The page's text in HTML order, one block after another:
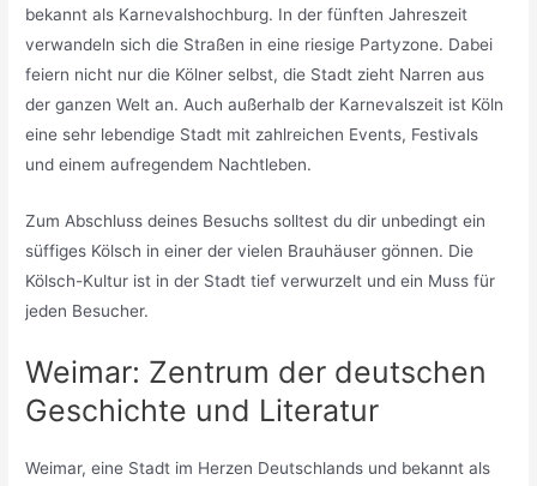
bekannt als Karnevalshochburg. In der fünften Jahreszeit
verwandeln sich die Straßen in eine riesige Partyzone. Dabei
feiern nicht nur die Kölner selbst, die Stadt zieht Narren aus
der ganzen Welt an. Auch außerhalb der Karnevalszeit ist Köln
eine sehr lebendige Stadt mit zahlreichen Events, Festivals
und einem aufregendem Nachtleben.
Zum Abschluss deines Besuchs solltest du dir unbedingt ein
süffiges Kölsch in einer der vielen Brauhäuser gönnen. Die
Kölsch-Kultur ist in der Stadt tief verwurzelt und ein Muss für
jeden Besucher.
Weimar: Zentrum der deutschen
Geschichte und Literatur
Weimar, eine Stadt im Herzen Deutschlands und bekannt als